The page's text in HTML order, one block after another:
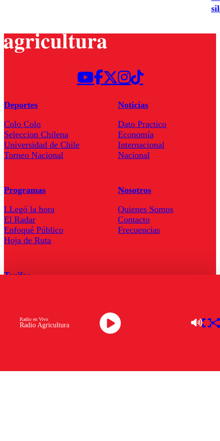
Radio Agricultura
Radio en Vivo
Deportes
Colo Colo
Seleccion Chilena
Universidad de Chile
Torneo Nacional
Noticias
Dato Practico
Economía
Internacional
Nacional
Programas
LLegó la hora
El Radar
Enfoqué Público
Hoja de Ruta
Nosotros
Quienes Somos
Contacto
Frecuencias
Tarifas
Descarga la APP